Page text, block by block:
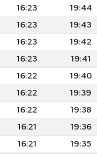
16:23 19:44
16:23 19:43
16:23 19:42
16:23 19:41
16:22 19:40
16:22 19:39
16:22 19:38
16:21 19:36
16:21 19:35